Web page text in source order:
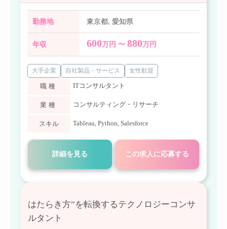
勤務地 東京都,愛知県
年収 600万円 〜880万円
大手企業 自社製品・サービス 女性歓迎
職種 ITコンサルタント
業種 コンサルティング・リサーチ
スキル Tableau, Python, Salesforce
詳細を見る この求人に応募する
はたらき方”を転換するテクノロジーコンサ
ルタント